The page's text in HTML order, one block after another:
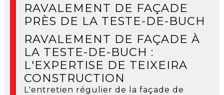
RAVALEMENT DE FAÇADE
PRÈS DE LA TESTE-DE-BUCH
RAVALEMENT DE FAÇADE À
LA TESTE-DE-BUCH :
L'EXPERTISE DE TEIXEIRA
CONSTRUCTION
L'entretien régulier de la façade de